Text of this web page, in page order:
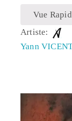
Vue
Artiste:
Yann